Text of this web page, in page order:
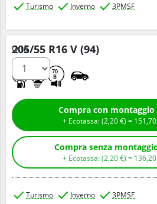
Turismo Inverno 3PMSF
205/55 R16 V (94)
70
B
Q.tà
+ Ecotassa: (2,20€ ) = 151,70
+ Ecotassa: (2,20€ ) = 136,20
Turismo Inverno 3PMSF